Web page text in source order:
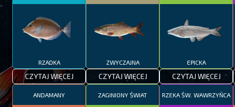
RZADKA
CZYTAJ WIĘCEJ
ZWYCZAJNA
CZYTAJ WIĘCEJ
EPICKA
CZYTAJ WIĘCEJ
ANDAMANY ZAGINIONY ŚWIAT RZEKA ŚW. WAWRZYŃCA